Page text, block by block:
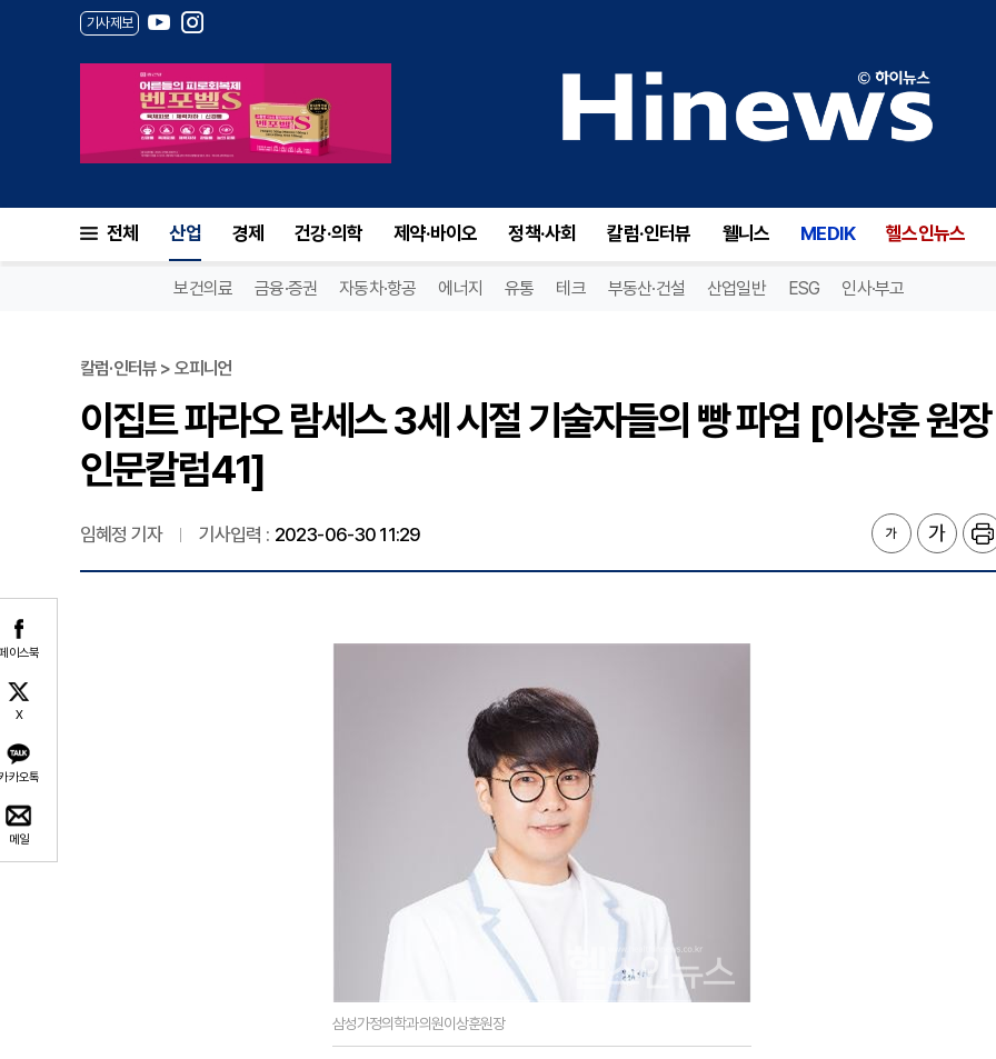
기사제보
전체 산업 경제 건강·의학 제약·바이오 정책·사회 칼럼·인터뷰 웰니스 MEDIK 헬스인뉴스
보건의료 금융·증권 자동차·항공 에너지 유통 테크 부동산·건설 산업일반 ESG 인사·부고
이스북
X
카오톡
메일
칼럼·인터뷰 > 오피니언
이집트 파라오 람세스 3세 시절 기술자들의 빵 파업 [이상훈 원장
인문칼럼41]
임혜정 기자 기사입력 : 2023-06-30 11:29
삼성가정의학과의원이상훈원장